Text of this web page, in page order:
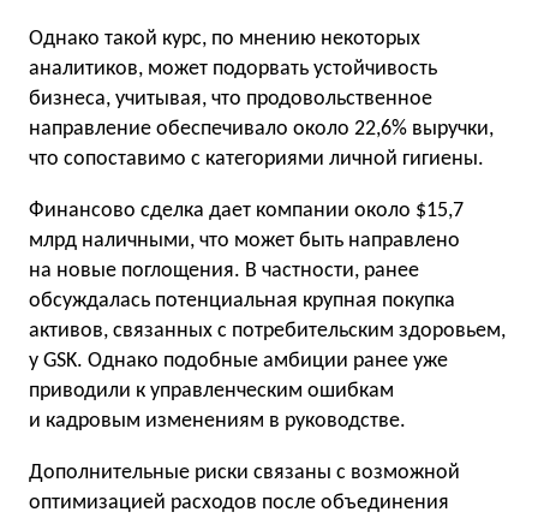
Однако такой курс, по мнению некоторых
аналитиков, может подорвать устойчивость
бизнеса, учитывая, что продовольственное
направление обеспечивало около 22,6% выручки,
что сопоставимо с категориями личной гигиены.
Финансово сделка дает компании около $15,7
млрд наличными, что может быть направлено
на новые поглощения. В частности, ранее
обсуждалась потенциальная крупная покупка
активов, связанных с потребительским здоровьем,
у GSK. Однако подобные амбиции ранее уже
приводили к управленческим ошибкам
и кадровым изменениям в руководстве.
Дополнительные риски связаны с возможной
оптимизацией расходов после объединения